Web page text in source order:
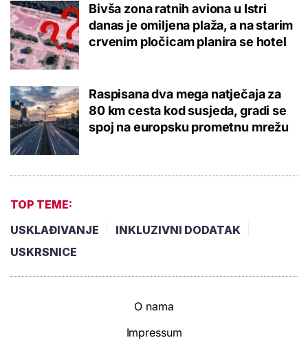
Bivša zona ratnih aviona u Istri
danas je omiljena plaža, a na starim
crvenim pločicam planira se hotel
Raspisana dva mega natječaja za
80 km cesta kod susjeda, gradi se
spoj na europsku prometnu mrežu
TOP TEME:
USKLAĐIVANJE
INKLUZIVNI DODATAK
USKRSNICE
O nama
Impressum